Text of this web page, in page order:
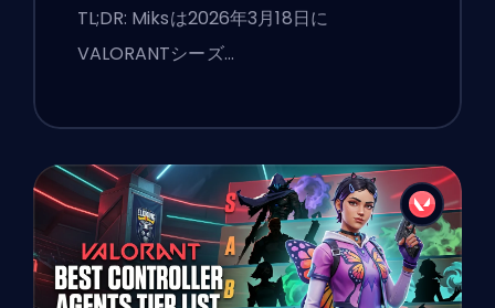
TL;DR: Miksは2026年3月18日に
VALORANTシーズ…